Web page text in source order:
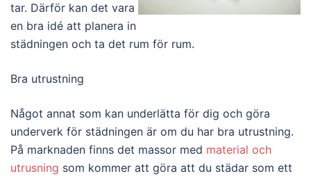
tar. Därför kan det vara
en bra idé att planera in
städningen och ta det rum för rum.
Bra utrustning
Något annat som kan underlätta för dig och göra
underverk för städningen är om du har bra utrustning.
På marknaden finns det massor med material och
utrusning som kommer att göra att du städar som ett